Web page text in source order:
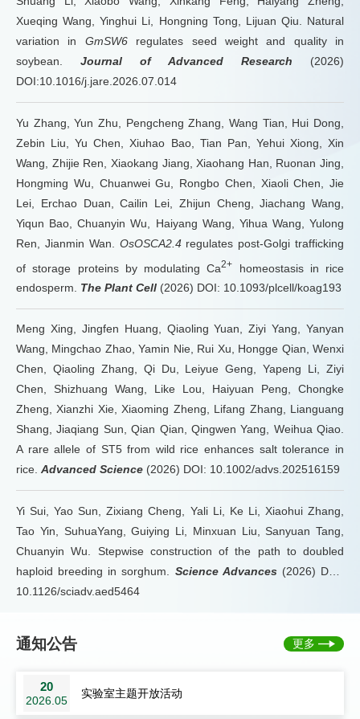
Xueqing Wang, Yinghui Li, Hongning Tong, Lijuan Qiu. Natural
variation in GmSW6regulates seed weight and quality in
soybean. Journal of Advanced Research (2026)
DOI:10.1016/j.jare.2026.07.014
Yu Zhang, Yun Zhu, Pengcheng Zhang, Wang Tian, Hui Dong,
Zebin Liu, Yu Chen, Xiuhao Bao, Tian Pan, Yehui Xiong, Xin
Wang, Zhijie Ren, Xiaokang Jiang, Xiaohang Han, Ruonan Jing,
Hongming Wu, Chuanwei Gu, Rongbo Chen, Xiaoli Chen, Jie
Lei, Erchao Duan, Cailin Lei, Zhijun Cheng, Jiachang Wang,
Yiqun Bao, Chuanyin Wu, Haiyang Wang, Yihua Wang, Yulong
Ren, Jianmin Wan. OsOSCA2.4regulates post-Golgi trafficking
of storage proteins by modulating Ca2+
homeostasis in rice
endosperm. The Plant Cell (2026) DOI: 10.1093/plcell/koag193
Meng Xing, Jingfen Huang, Qiaoling Yuan, Ziyi Yang, Yanyan
Wang, Mingchao Zhao, Yamin Nie, Rui Xu, Hongge Qian, Wenxi
Chen, Qiaoling Zhang, Qi Du, Leiyue Geng, Yapeng Li, Ziyi
Chen, Shizhuang Wang, Like Lou, Haiyuan Peng, Chongke
Zheng, Xianzhi Xie, Xiaoming Zheng, Lifang Zhang, Lianguang
Shang, Jiaqiang Sun, Qian Qian, Qingwen Yang, Weihua Qiao.
A rare allele of ST5 from wild rice enhances salt tolerance in
rice. Advanced Science (2026) DOI: 10.1002/advs.202516159
Yi Sui, Yao Sun, Zixiang Cheng, Yali Li, Ke Li, Xiaohui Zhang,
Tao Yin, SuhuaYang, Guiying Li, Minxuan Liu, Sanyuan Tang,
Chuanyin Wu. Stepwise construction of the path to doubled
haploid breeding in sorghum. Science Advances(2026) DOI:
10.1126/sciadv.aed5464
通知公告 更多
20
2026.05
实验室主题开放活动